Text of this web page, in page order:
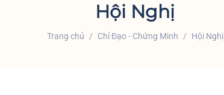
Hội Nghị
Trang chủ Chỉ Đạo - Chứng Minh Hội Nghị